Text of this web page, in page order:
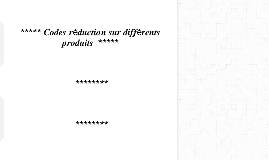
***** 𝑪𝒐𝒅𝒆𝒔 𝒓é𝒅𝒖𝒄𝒕𝒊𝒐𝒏 𝒔𝒖𝒓 𝒅𝒊𝒇𝒇é𝒓𝒆𝒏𝒕𝒔
𝒑𝒓𝒐𝒅𝒖𝒊𝒕𝒔 *****
********
********